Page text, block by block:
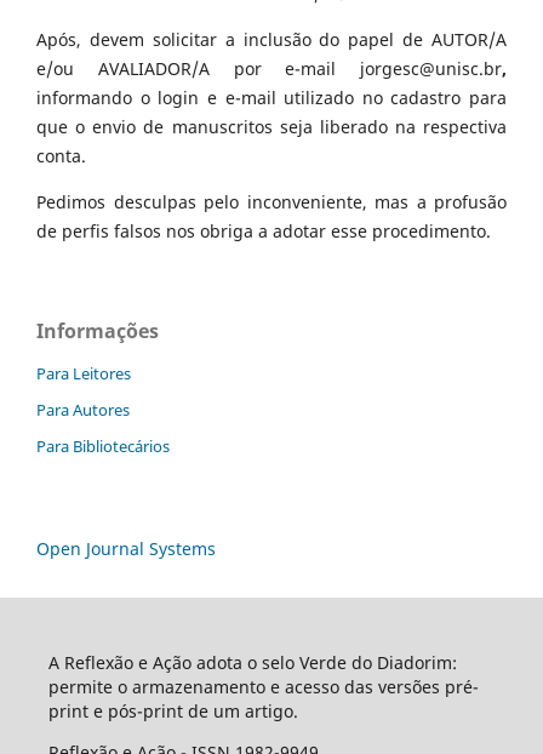
Após, devem solicitar a inclusão do papel de AUTOR/A
e/ou AVALIADOR/A por e-mail jorgesc@unisc.br,
informando o login e e-mail utilizado no cadastro para
que o envio de manuscritos seja liberado na respectiva
conta.
Pedimos desculpas pelo inconveniente, mas a profusão
de perfis falsos nos obriga a adotar esse procedimento.
Informações
Para Leitores
Para Autores
Para Bibliotecários
Open Journal Systems
A Reflexão e Ação adota o selo Verde do Diadorim:
permite o armazenamento e acesso das versões pré-
print e pós-print de um artigo.